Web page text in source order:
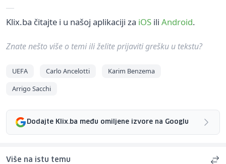
Klix.ba čitajte i u našoj aplikaciji za iOS ili Android.
Znate nešto više o temi ili želite prijaviti grešku u tekstu?
UEFA Carlo Ancelotti
Karim Benzema
Arrigo Sacchi
Dodajte Klix.ba među omiljene izvore na Googlu
Više na istu temu